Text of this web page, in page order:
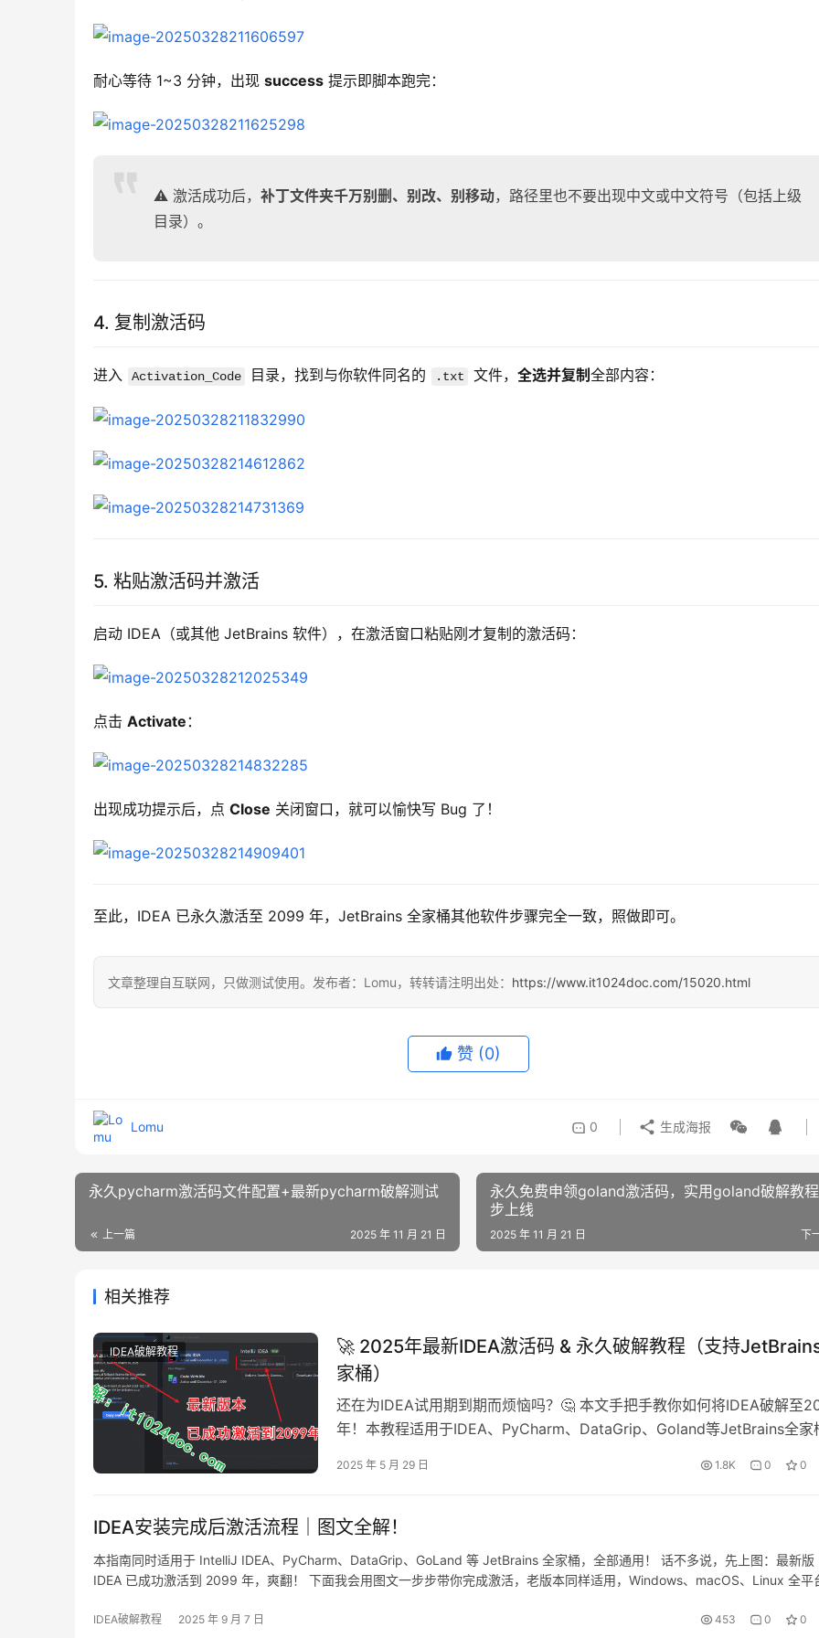
耐心等待 1~3 分钟，出现 success 提示即脚本跑完：
⚠️ 激活成功后， 补丁文件夹千万别删、别改、别移动，路径里也不要出现中文或中文符号（包括上级
目录）。
4. 复制激活码
进入 Activation_Code 目录，找到与你软件同名的 .txt 文件， 全选并复制 全部内容：
5. 粘贴激活码并激活
启动 IDEA（或其他 JetBrains 软件），在激活窗口粘贴刚才复制的激活码：
点击 Activate ：
出现成功提示后，点 Close 关闭窗口，就可以愉快写 Bug 了！
至此，IDEA 已永久激活至 2099 年，JetBrains 全家桶其他软件步骤完全一致，照做即可。
文章整理自互联网，只做测试使用。发布者：Lomu，转转请注明出处： https://www.it1024doc.com/15020.html
赞 (0)
Lomu 0 生成海报
永久pycharm激活码文件配置+最新pycharm破解测试
上一篇 2025 年 11 月 21 日
永久免费申领goland激活码，实用goland破解教
步上线
下
2025 年 11 月 21 日
相关推荐
IDEA破解教程
🚀 2025年最新IDEA激活码 & 永久破解教程（支持
家桶）
还在为IDEA试用期到期而烦恼吗？🤔 本文手把手教你如何将IDEA破解至
年！本教程适用于IDEA、PyCharm、DataGrip、Goland等JetBrains全家
这爽快的2099年有效期！🎉 📥 第一步：下载IDEA安装包 如果你已经安装
2025 年 5 月 29 日 1.8K 0 0
IDEA安装完成后激活流程｜图文全解！
本指南同时适用于 IntelliJ IDEA、PyCharm、DataGrip、GoLand 等 JetBrains 全家桶，全部通用！ 话不多说，先上图：最新版
IDEA 已成功激活到 2099 年，爽翻！ 下面我会用图文一步步带你完成激活，老版本同样适用，Windows、macOS、Linux 全平
IDEA破解教程 2025 年 9 月 7 日 453 0 0